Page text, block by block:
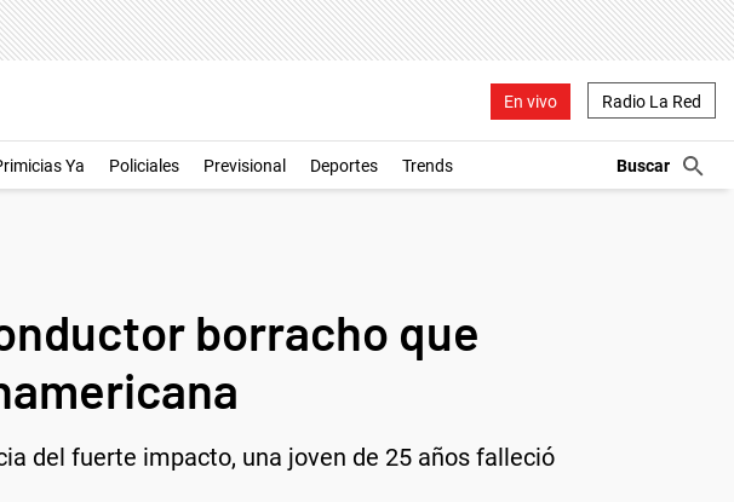
En vivo Radio La Red
Ya Policiales Previsional Deportes Trends
borracho que
del fuerte impacto, una joven de 25 años falleció